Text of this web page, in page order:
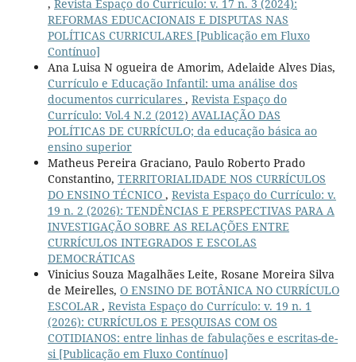
, Revista Espaço do Currículo: v. 17 n. 3 (2024):
REFORMAS EDUCACIONAIS E DISPUTAS NAS
POLÍTICAS CURRICULARES [Publicação em Fluxo
Contínuo]
Ana Luisa N ogueira de Amorim, Adelaide Alves Dias,
Currículo e Educação Infantil: uma análise dos
documentos curriculares , Revista Espaço do
Currículo: Vol.4 N.2 (2012) AVALIAÇÃO DAS
POLÍTICAS DE CURRÍCULO; da educação básica ao
ensino superior
Matheus Pereira Graciano, Paulo Roberto Prado
Constantino, TERRITORIALIDADE NOS CURRÍCULOS
DO ENSINO TÉCNICO , Revista Espaço do Currículo: v.
19 n. 2 (2026): TENDÊNCIAS E PERSPECTIVAS PARA A
INVESTIGAÇÃO SOBRE AS RELAÇÕES ENTRE
CURRÍCULOS INTEGRADOS E ESCOLAS
DEMOCRÁTICAS
Vinicius Souza Magalhães Leite, Rosane Moreira Silva
de Meirelles, O ENSINO DE BOTÂNICA NO CURRÍCULO
ESCOLAR , Revista Espaço do Currículo: v. 19 n. 1
(2026): CURRÍCULOS E PESQUISAS COM OS
COTIDIANOS: entre linhas de fabulações e escritas-de-
si [Publicação em Fluxo Contínuo]